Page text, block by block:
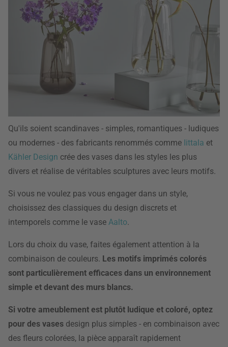
Qu'ils soient scandinaves - simples, romantiques - ludiques
ou modernes - des fabricants renommés comme Iittala et
Kähler Design crée des vases dans les styles les plus
divers et réalise de véritables sculptures avec leurs motifs.
Si vous ne voulez pas vous engager dans un style,
choisissez des classiques du design discrets et
intemporels comme le vase Aalto.
Lors du choix du vase, faites également attention à la
combinaison de couleurs. Les motifs imprimés colorés
sont particulièrement efficaces dans un environnement
simple et devant des murs blancs.
Si votre ameublement est plutôt ludique et coloré, optez
pour des vases design plus simples - en combinaison avec
des fleurs colorées, la pièce apparaît rapidement